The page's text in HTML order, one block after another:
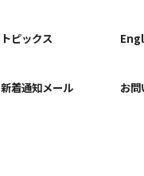
トピックス
新着通知メール お